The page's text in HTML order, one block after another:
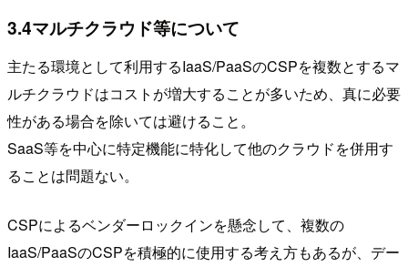
3.4マルチクラウド等について
主たる環境として利用するIaaS/PaaSのCSPを複数とするマ
ルチクラウドはコストが増大することが多いため、真に必要
性がある場合を除いては避けること。
SaaS等を中心に特定機能に特化して他のクラウドを併用す
ることは問題ない。
CSPによるベンダーロックインを懸念して、複数の
IaaS/PaaSのCSPを積極的に使用する考え方もあるが、デー